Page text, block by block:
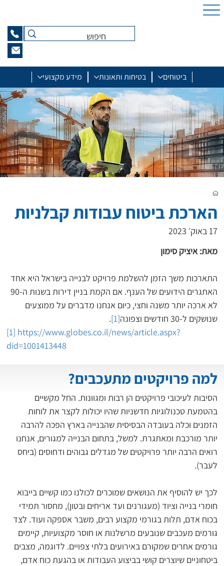
ביטוחים בטיחות ותאונות מידע מקצועי
הארכת ביטוח עבודות קבלניות
17 באוק׳ 2023
מאת: איציק סימון
התארכות משך הזמן להשלמת פרויקט לבנייה בישראל היא אחד
לא ארכה יותר משנה וחצי, כיום אנחנו מדברים על ממוצעים
שנושקים ל-30 חודשים וצפונה
[1]
.
[1] https://www.globes.co.il/news/article.aspx?
did=1001413448
למה פרויקטים מתעכבים?
הסיבות לעיכובי פרויקטים הן רבות ומגוונות. החל מקשיים
בהטמעת טכנולוגיות חדשניות שהיו יכולות לקצר את לוחות
הזמנים וכלה בעובדה הבסיסית שהבנייה בארץ הפכה להרבה
יותר מורכבת ומאתגרת. למשל, בתחום הבנייה למגורים, אנחנו
רואים הרבה יותר פרויקטים של מגדלים גבוהים ודחוסים (ביחס
לעבר).
לכך יש להוסיף את הנושאים שמוכרים לכולנו כמו קשיים בייבוא
חומרי בנייה וציוד (מעגורנים ועד אריחים ובטון), מחסור תמידי
בכוח אדם, תלות בגורמי מקצוע רבים, משבר אספקה ועוד. לצד
גורמים מעכבים שנובעים מרשלנות או חוסר מקצועיות, קיימים
גורמים אחרים שמקורם באירועים בלתי צפויים. לדוגמה, מצבים
ביטחוניים שיוצרים קושי בביצוע העבודות או בהגעת כוח אדם,